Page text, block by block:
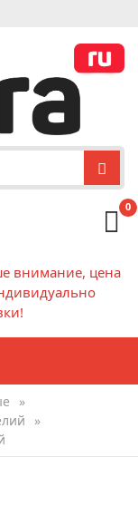
0
внимание, цена
»
»